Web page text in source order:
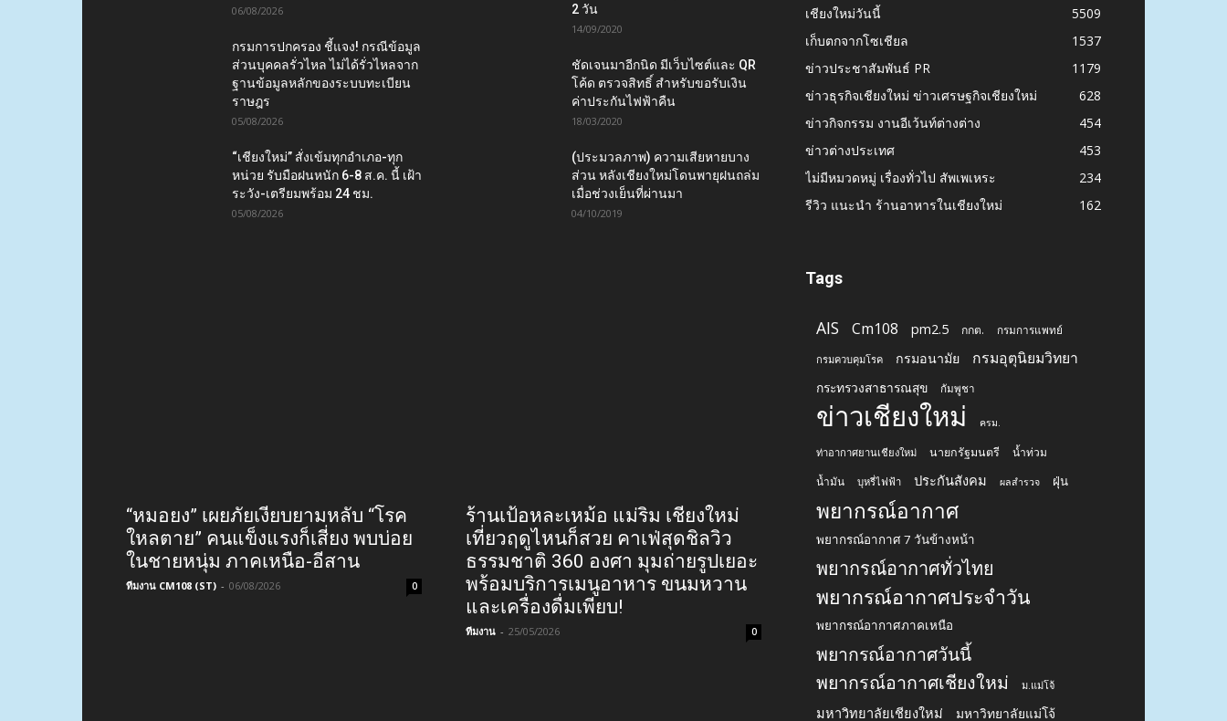
06/08/2026
กรมการปกครอง ชี้แจง! กรณีข้อมูล
ส่วนบุคคลรั่วไหล ไม่ได้รั่วไหลจาก
ฐานข้อมูลหลักของระบบทะเบียน
ราษฎร
05/08/2026
“เชียงใหม่” สั่งเข้มทุกอำเภอ-ทุก
หน่วย รับมือฝนหนัก 6-8 ส.ค. นี้ เฝ้า
ระวัง-เตรียมพร้อม 24 ชม.
05/08/2026
“หมอยง” เผยภัยเงียบยามหลับ “โรค
ใหลตาย” คนแข็งแรงก็เสี่ยง พบบ่อย
ในชายหนุ่ม ภาคเหนือ-อีสาน
ทีมงาน CM108 (ST) - 06/08/2026 0
2 วัน
14/09/2020
ชัดเจนมาอีกนิด มีเว็บไซต์และ QR
โค้ด ตรวจสิทธิ์ สำหรับขอรับเงิน
ค่าประกันไฟฟ้าคืน
18/03/2020
(ประมวลภาพ) ความเสียหายบาง
ส่วน หลังเชียงใหม่โดนพายุฝนถล่ม
เมื่อช่วงเย็นที่ผ่านมา
04/10/2019
ร้านเป้อหละเหม้อ แม่ริม เชียงใหม่
เที่ยวฤดูไหนก็สวย คาเฟ่สุดชิลวิว
ธรรมชาติ 360 องศา มุมถ่ายรูปเยอะ
พร้อมบริการเมนูอาหาร ขนมหวาน
และเครื่องดื่มเพียบ!
ทีมงาน - 25/05/2026 0
เชียงใหม่วันนี้
5509
เก็บตกจากโซเชียล
1537
ข่าวประชาสัมพันธ์ PR
1179
ข่าวธุรกิจเชียงใหม่ ข่าวเศรษฐกิจเชียงใหม่
628
ข่าวกิจกรรม งานอีเว้นท์ต่างต่าง
454
ข่าวต่างประเทศ
453
ไม่มีหมวดหมู่ เรื่องทั่วไป สัพเพเหระ
234
รีวิว แนะนำ ร้านอาหารในเชียงใหม่
162
Tags
AIS Cm108 pm2.5 กกต. กรมการแพทย์
กรมควบคุมโรค กรมอนามัย กรมอุตุนิยมวิทยา
กระทรวงสาธารณสุข กัมพูชา
ข่าวเชียงใหม่ ครม.
ท่าอากาศยานเชียงใหม่ นายกรัฐมนตรี น้ำท่วม
น้ำมัน บุหรี่ไฟฟ้า ประกันสังคม ผลสำรวจ ฝุ่น
พยากรณ์อากาศ
พยากรณ์อากาศ 7 วันข้างหน้า
พยากรณ์อากาศทั่วไทย
พยากรณ์อากาศประจำวัน
พยากรณ์อากาศภาคเหนือ
พยากรณ์อากาศวันนี้
พยากรณ์อากาศเชียงใหม่
ม.แม่โจ้
มหาวิทยาลัยเชียงใหม่ มหาวิทยาลัยแม่โจ้